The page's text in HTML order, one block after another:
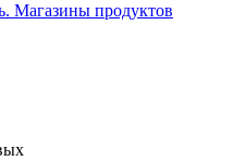
Магазины продуктов